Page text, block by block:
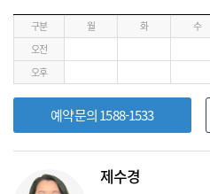
구분 월 화 수
오전
오후
예약문의 1588-1533
제수경